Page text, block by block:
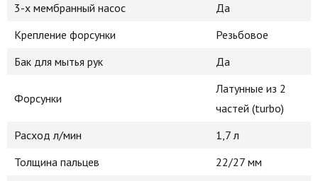
3-х мембранный насос
Да
Крепление форсунки
Резьбовое
Бак для мытья рук
Да
Форсунки
Латунные из 2
частей (turbo)
Расход л/мин
1,7 л
Толщина пальцев
22/27 мм